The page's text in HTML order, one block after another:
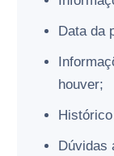
Data da
houver;
Dúvidas